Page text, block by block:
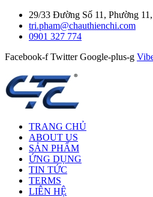
29/33 Đường Số 11, Phường
tri.pham@chauthienchi.com
0901 327 774
Facebook-f Twitter Google-plus-g
TRANG CHỦ
ABOUT US
SẢN PHẨM
ỨNG DỤNG
TIN TỨC
TERMS
LIÊN HỆ